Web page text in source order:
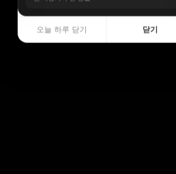
오늘 하루 닫기 닫기